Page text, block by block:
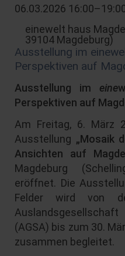
06.03.2026
einewelt haus
39104 Magdeburg)
Ausstellung im
Perspektiven auf
Ausstellung im eine
Perspektiven auf
Am Freitag, 6. März
Ausstellung „Mosaik
Ansichten auf
Magdeburg
eröffnet. Die
Felder wird von
(AGSA) bis zum 30.
zusammen begleitet.